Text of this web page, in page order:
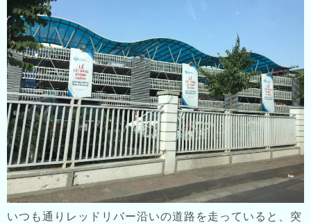
いつも通りレッドリバー沿いの道路を走っていると、突